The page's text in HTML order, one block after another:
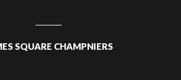
SQUARE CHAMPNIERS